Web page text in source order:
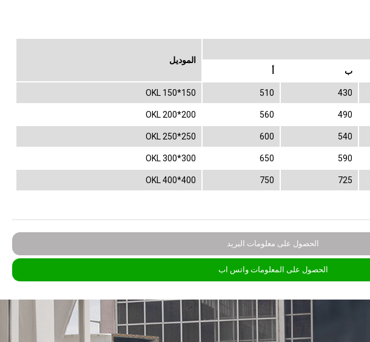
الموديل
ب
OKL 150*150 510 430
OKL 200*200 560 490
OKL 250*250 600 540
OKL 300*300 650 590
OKL 400*400 750 725
الحصول على معلومات البريد
الحصول على المعلومات واتس اب